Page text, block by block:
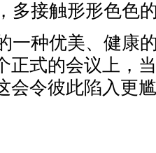
接触形形色色
种优美、健康
正式的会议上，
会令彼此陷入更